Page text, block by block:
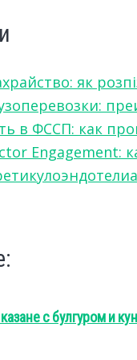
як
в ФССП: как
Engagement:
с булгуром и